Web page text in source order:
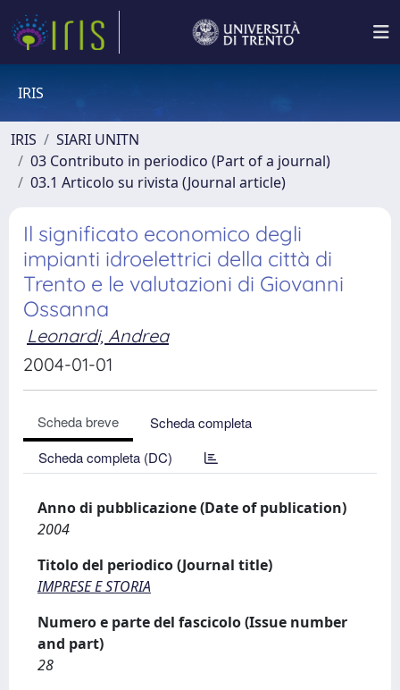
IRIS
IRIS
SIARI UNITN
03 Contributo in periodico (Part of a journal)
03.1 Articolo su rivista (Journal article)
Il significato economico degli
impianti idroelettrici della città di
Trento e le valutazioni di Giovanni
Ossanna
Leonardi, Andrea
2004-01-01
Scheda breve
Scheda completa
Scheda completa (DC)
Anno di pubblicazione (Date of publication)
2004
Titolo del periodico (Journal title)
IMPRESE E STORIA
Numero e parte del fascicolo (Issue number
and part)
28